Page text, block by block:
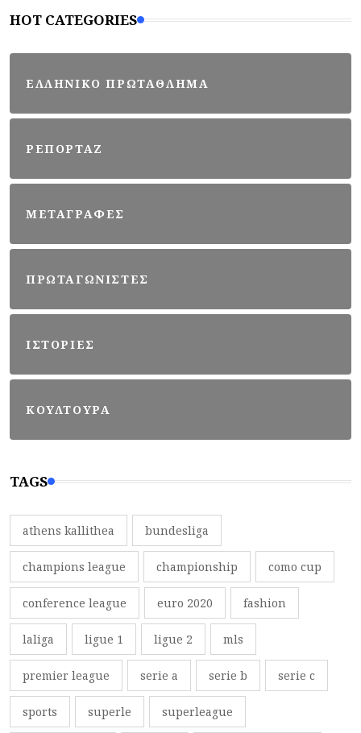
HOT CATEGORIES
ΕΛΛΗΝΙΚΟ ΠΡΩΤΑΘΛΗΜΑ
ΡΕΠΟΡΤΑΖ
ΜΕΤΑΓΡΑΦΕΣ
ΠΡΩΤΑΓΩΝΙΣΤΕΣ
ΙΣΤΟΡΙΕΣ
ΚΟΥΛΤΟΥΡΑ
TAGS
athens kallithea bundesliga
champions league championship como cup
conference league euro 2020 fashion
laliga ligue 1 ligue 2 mls
premier league serie a serie b serie c
sports superle superleague